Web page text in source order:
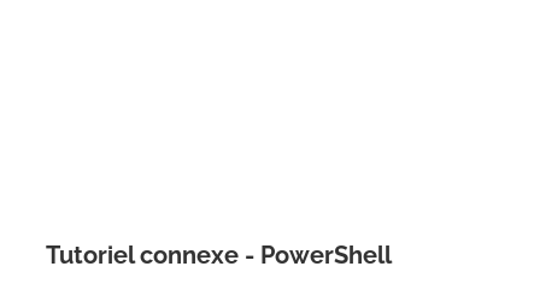
Tutoriel connexe - PowerShell